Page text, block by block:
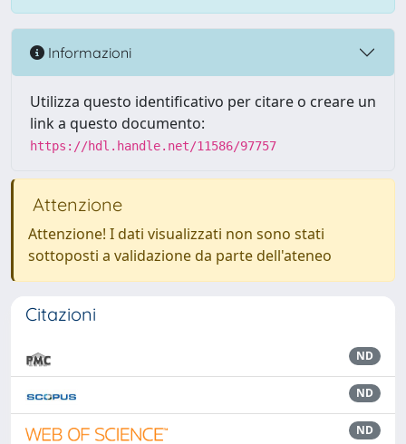
Informazioni
Utilizza questo identificativo per citare o creare un
link a questo documento:
https://hdl.handle.net/11586/97757
Attenzione
Attenzione! I dati visualizzati non sono stati
sottoposti a validazione da parte dell'ateneo
Citazioni
ND
ND
ND